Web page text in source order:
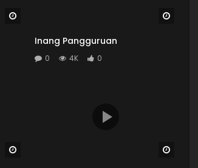
Inang Pangguruan
0 4K 0